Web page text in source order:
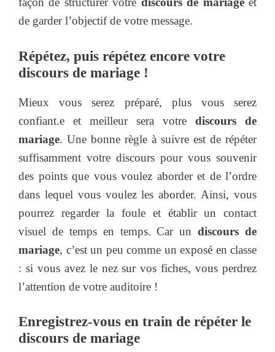
de garder l’objectif de votre message.
Répétez, puis répétez encore votre
discours de mariage !
Mieux vous serez préparé, plus vous serez
confiant.e et meilleur sera votre discours de
mariage. Une bonne règle à suivre est de répéter
suffisamment votre discours pour vous souvenir
des points que vous voulez aborder et de l’ordre
dans lequel vous voulez les aborder. Ainsi, vous
pourrez regarder la foule et établir un contact
visuel de temps en temps. Car undiscours de
mariage, c’est un peu comme un exposé en classe
: si vous avez le nez sur vos fiches, vous perdrez
l’attention de votre auditoire !
Enregistrez-vous en train de répéter le
discours de mariage